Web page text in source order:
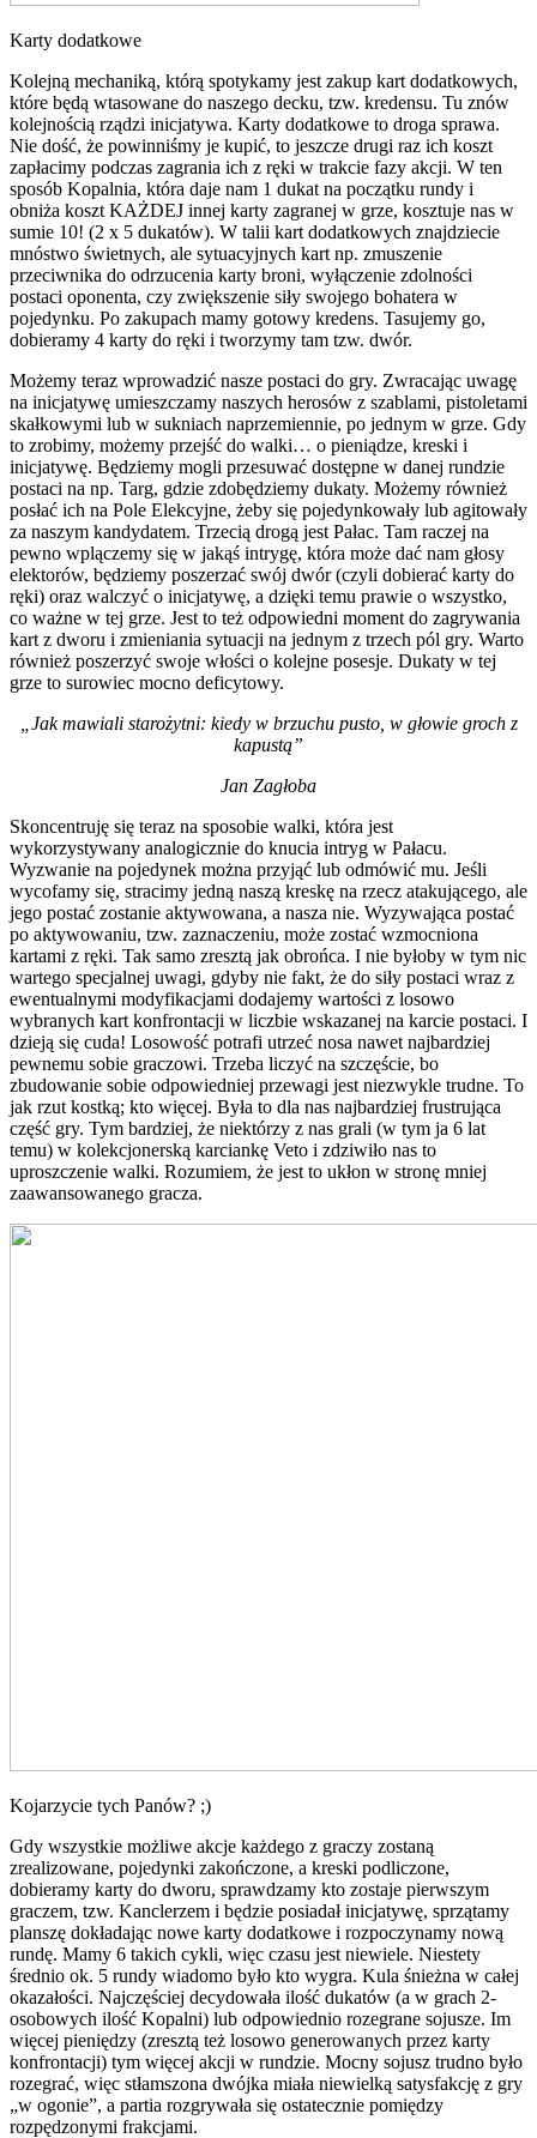
Karty dodatkowe
Kolejną mechaniką, którą spotykamy jest zakup kart dodatkowych,
które będą wtasowane do naszego decku, tzw. kredensu. Tu znów
kolejnością rządzi inicjatywa. Karty dodatkowe to droga sprawa.
Nie dość, że powinniśmy je kupić, to jeszcze drugi raz ich koszt
zapłacimy podczas zagrania ich z ręki w trakcie fazy akcji. W ten
sposób Kopalnia, która daje nam 1 dukat na początku rundy i
obniża koszt KAŻDEJ innej karty zagranej w grze, kosztuje nas w
sumie 10! (2 x 5 dukatów). W talii kart dodatkowych znajdziecie
mnóstwo świetnych, ale sytuacyjnych kart np. zmuszenie
przeciwnika do odrzucenia karty broni, wyłączenie zdolności
postaci oponenta, czy zwiększenie siły swojego bohatera w
pojedynku. Po zakupach mamy gotowy kredens. Tasujemy go,
dobieramy 4 karty do ręki i tworzymy tam tzw. dwór.
Możemy teraz wprowadzić nasze postaci do gry. Zwracając uwagę
na inicjatywę umieszczamy naszych herosów z szablami, pistoletami
skałkowymi lub w sukniach naprzemiennie, po jednym w grze. Gdy
to zrobimy, możemy przejść do walki… o pieniądze, kreski i
inicjatywę. Będziemy mogli przesuwać dostępne w danej rundzie
postaci na np. Targ, gdzie zdobędziemy dukaty. Możemy również
posłać ich na Pole Elekcyjne, żeby się pojedynkowały lub agitowały
za naszym kandydatem. Trzecią drogą jest Pałac. Tam raczej na
pewno wplączemy się w jakąś intrygę, która może dać nam głosy
elektorów, będziemy poszerzać swój dwór (czyli dobierać karty do
ręki) oraz walczyć o inicjatywę, a dzięki temu prawie o wszystko,
co ważne w tej grze. Jest to też odpowiedni moment do zagrywania
kart z dworu i zmieniania sytuacji na jednym z trzech pól gry. Warto
również poszerzyć swoje włości o kolejne posesje. Dukaty w tej
grze to surowiec mocno deficytowy.
„Jak mawiali starożytni: kiedy w brzuchu pusto, w głowie groch z
kapustą”
Jan Zagłoba
Skoncentruję się teraz na sposobie walki, która jest
wykorzystywany analogicznie do knucia intryg w Pałacu.
Wyzwanie na pojedynek można przyjąć lub odmówić mu. Jeśli
wycofamy się, stracimy jedną naszą kreskę na rzecz atakującego, ale
jego postać zostanie aktywowana, a nasza nie. Wyzywająca postać
po aktywowaniu, tzw. zaznaczeniu, może zostać wzmocniona
kartami z ręki. Tak samo zresztą jak obrońca. I nie byłoby w tym nic
wartego specjalnej uwagi, gdyby nie fakt, że do siły postaci wraz z
ewentualnymi modyfikacjami dodajemy wartości z losowo
wybranych kart konfrontacji w liczbie wskazanej na karcie postaci. I
dzieją się cuda! Losowość potrafi utrzeć nosa nawet najbardziej
pewnemu sobie graczowi. Trzeba liczyć na szczęście, bo
zbudowanie sobie odpowiedniej przewagi jest niezwykle trudne. To
jak rzut kostką; kto więcej. Była to dla nas najbardziej frustrująca
część gry. Tym bardziej, że niektórzy z nas grali (w tym ja 6 lat
temu) w kolekcjonerską karciankę Veto i zdziwiło nas to
uproszczenie walki. Rozumiem, że jest to ukłon w stronę mniej
zaawansowanego gracza.
Kojarzycie tych Panów? ;)
Gdy wszystkie możliwe akcje każdego z graczy zostaną
zrealizowane, pojedynki zakończone, a kreski podliczone,
dobieramy karty do dworu, sprawdzamy kto zostaje pierwszym
graczem, tzw. Kanclerzem i będzie posiadał inicjatywę, sprzątamy
planszę dokładając nowe karty dodatkowe i rozpoczynamy nową
rundę. Mamy 6 takich cykli, więc czasu jest niewiele. Niestety
średnio ok. 5 rundy wiadomo było kto wygra. Kula śnieżna w całej
okazałości. Najczęściej decydowała ilość dukatów (a w grach 2-
osobowych ilość Kopalni) lub odpowiednio rozegrane sojusze. Im
więcej pieniędzy (zresztą też losowo generowanych przez karty
konfrontacji) tym więcej akcji w rundzie. Mocny sojusz trudno było
rozegrać, więc stłamszona dwójka miała niewielką satysfakcję z gry
„w ogonie”, a partia rozgrywała się ostatecznie pomiędzy
rozpędzonymi frakcjami.